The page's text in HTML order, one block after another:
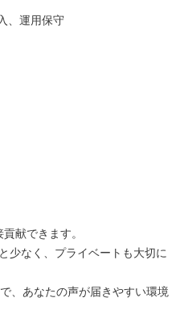
、運用保守
献できます。
少なく、プライベートも大切に
、あなたの声が届きやすい環境